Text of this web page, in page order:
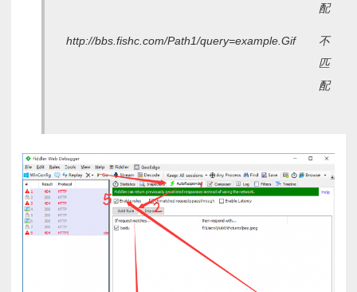
配
http://bbs.fishc.com/Path1/query=example.Gif
不
匹
配